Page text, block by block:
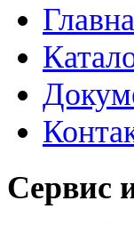
Сервис